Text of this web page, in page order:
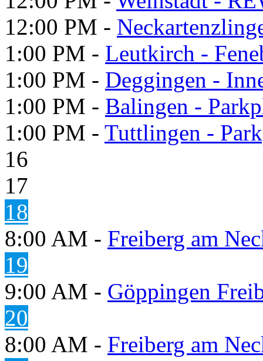
12:00 PM -
1:00 PM - Leutkirch -
1:00 PM - Deggingen -
1:00 PM - Balingen -
1:00 PM - Tuttlingen -
16
17
18
8:00 AM - Freiberg am
19
9:00 AM - Göppingen
20
8:00 AM - Freiberg am